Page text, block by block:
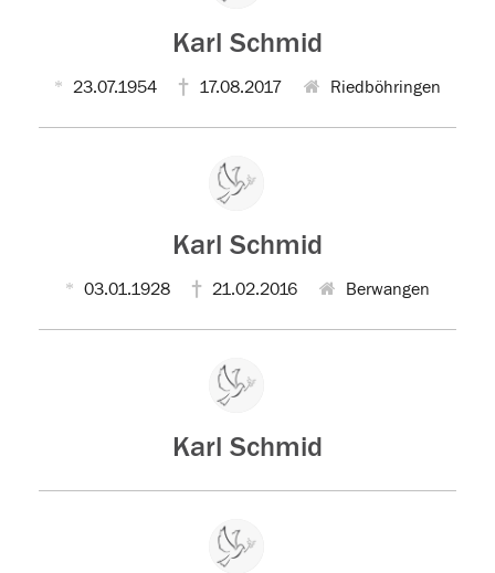
Karl Schmid
23.07.1954 17.08.2017 Riedböhringen
Karl Schmid
03.01.1928 21.02.2016 Berwangen
Karl Schmid